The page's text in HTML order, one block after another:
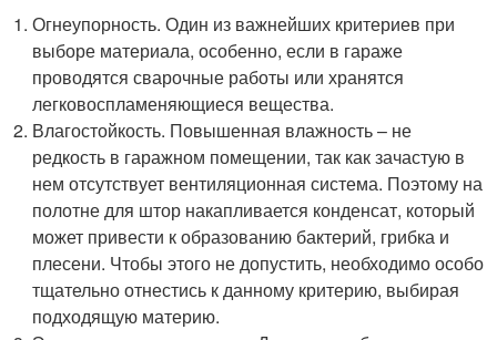
Огнеупорность. Один из важнейших критериев при
выборе материала, особенно, если в гараже
проводятся сварочные работы или хранятся
легковоспламеняющиеся вещества.
Влагостойкость. Повышенная влажность – не
редкость в гаражном помещении, так как зачастую в
нем отсутствует вентиляционная система. Поэтому на
полотне для штор накапливается конденсат, который
может привести к образованию бактерий, грибка и
плесени. Чтобы этого не допустить, необходимо особо
тщательно отнестись к данному критерию, выбирая
подходящую материю.